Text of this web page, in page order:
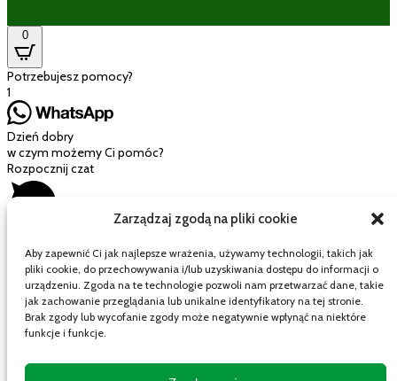
Zarządzaj zgodą na pliki cookie
Aby zapewnić Ci jak najlepsze wrażenia, używamy technologii, takich jak
pliki cookie, do przechowywania i/lub uzyskiwania dostępu do informacji o
urządzeniu. Zgoda na te technologie pozwoli nam przetwarzać dane, takie
jak zachowanie przeglądania lub unikalne identyfikatory na tej stronie.
Brak zgody lub wycofanie zgody może negatywnie wpłynąć na niektóre
funkcje i funkcje.
0
Potrzebujesz pomocy?
1
Dzień dobry
w czym możemy Ci pomóc?
Rozpocznij czat
Mój wózek
Twój koszyk jest pusty.